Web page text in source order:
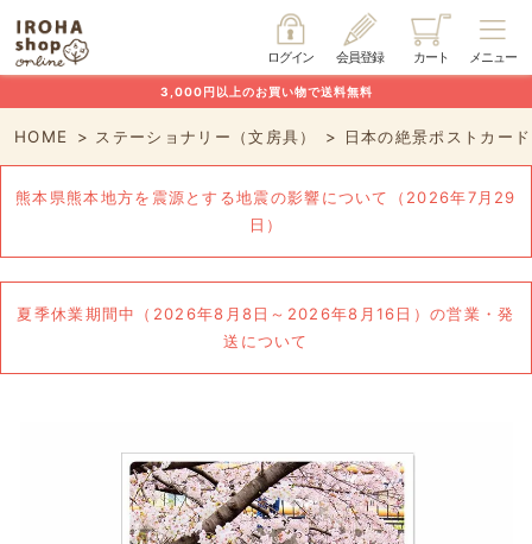
メニュー
カート
会員登録
ログイン
3,000円以上のお買い物で送料無料
HOME ステーショナリー（文房具） 日本の絶景ポストカー
熊本県熊本地方を震源とする地震の影響について（2026年7月29
日）
夏季休業期間中（2026年8月8日～2026年8月16日）の営業・発
送について